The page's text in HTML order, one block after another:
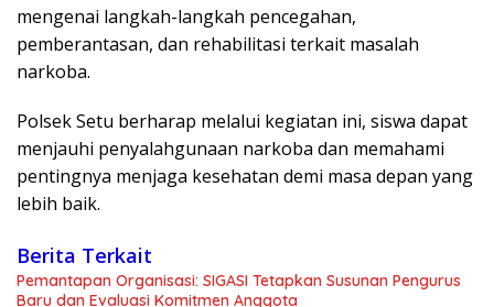
mengenai langkah-langkah pencegahan,
pemberantasan, dan rehabilitasi terkait masalah
narkoba.
Polsek Setu berharap melalui kegiatan ini, siswa dapat
menjauhi penyalahgunaan narkoba dan memahami
pentingnya menjaga kesehatan demi masa depan yang
lebih baik.
Berita Terkait
Pemantapan Organisasi: SIGASI Tetapkan Susunan Pengurus
Baru dan Evaluasi Komitmen Anggota